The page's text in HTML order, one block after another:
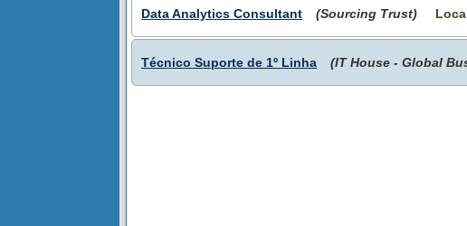
Data Analytics Consultant (Sourcing Trust)
Técnico Suporte de 1º Linha (IT House - Global